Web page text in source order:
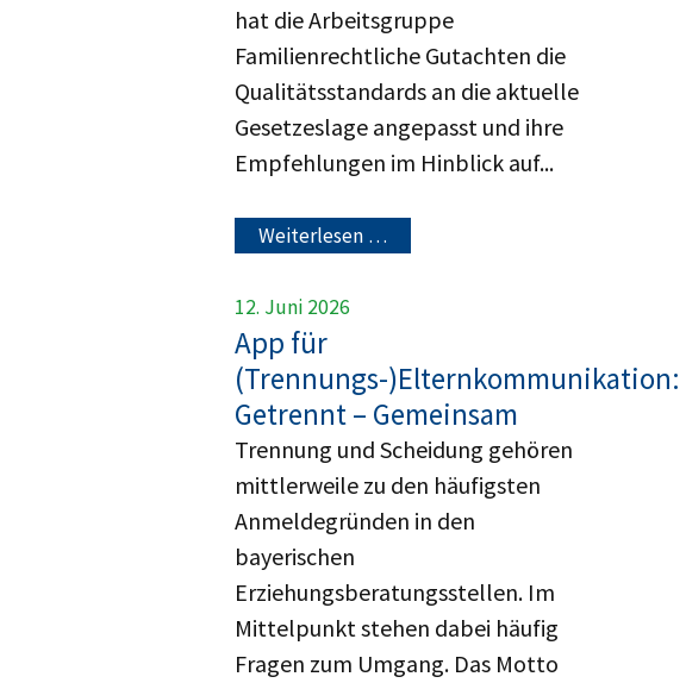
hat die Arbeitsgruppe
Familienrechtliche Gutachten die
Qualitätsstandards an die aktuelle
Gesetzeslage angepasst und ihre
Empfehlungen im Hinblick auf...
Weiterlesen …
12. Juni 2026
App für
(Trennungs-)Elternkommunikation:
Getrennt – Gemeinsam
Trennung und Scheidung gehören
mittlerweile zu den häufigsten
Anmeldegründen in den
bayerischen
Erziehungsberatungsstellen. Im
Mittelpunkt stehen dabei häufig
Fragen zum Umgang. Das Motto